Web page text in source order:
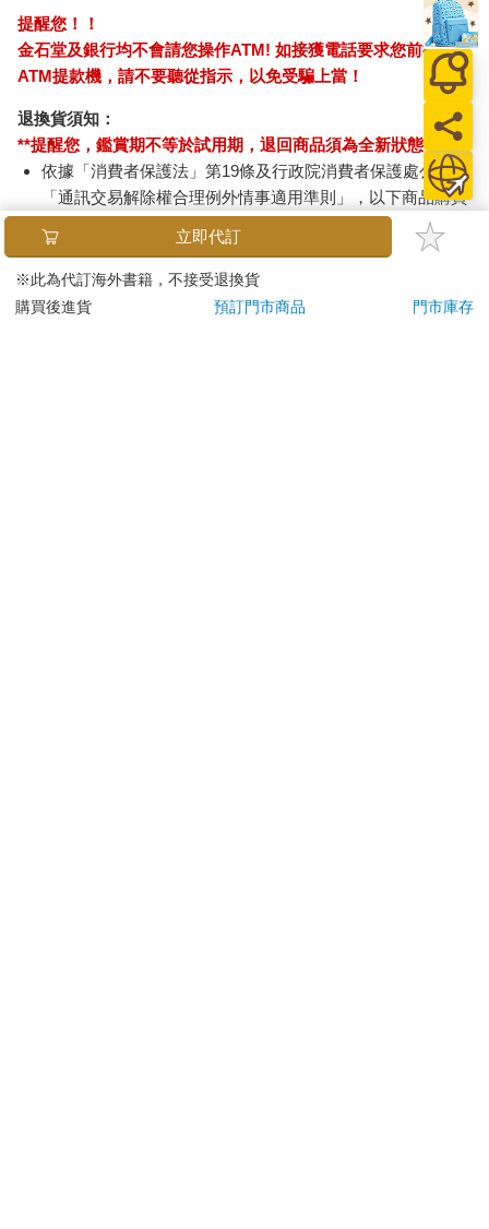
提醒您！！
金石堂及銀行均不會請您操作ATM! 如接獲電話要求您前往
ATM提款機，請不要聽從指示，以免受騙上當！
退換貨須知：
**提醒您，鑑賞期不等於試用期，退回商品須為全新狀態**
依據「消費者保護法」第19條及行政院消費者保護處公告之
「通訊交易解除權合理例外情事適用準則」，以下商品購買
後，除商品本身有瑕疵外，將不提供7天的猶豫期：
易於腐敗、保存期限較短或解約時即將逾期。（如：生
鮮食品）
依消費者要求所為之客製化給付。（客製化商品）
立即代訂
※此為代訂海外書籍，不接受退換貨
購買後進貨
預訂門市商品 門市庫存